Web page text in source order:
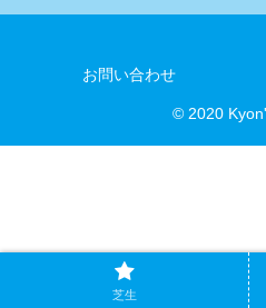
お問い合わせ
© 2020
芝生